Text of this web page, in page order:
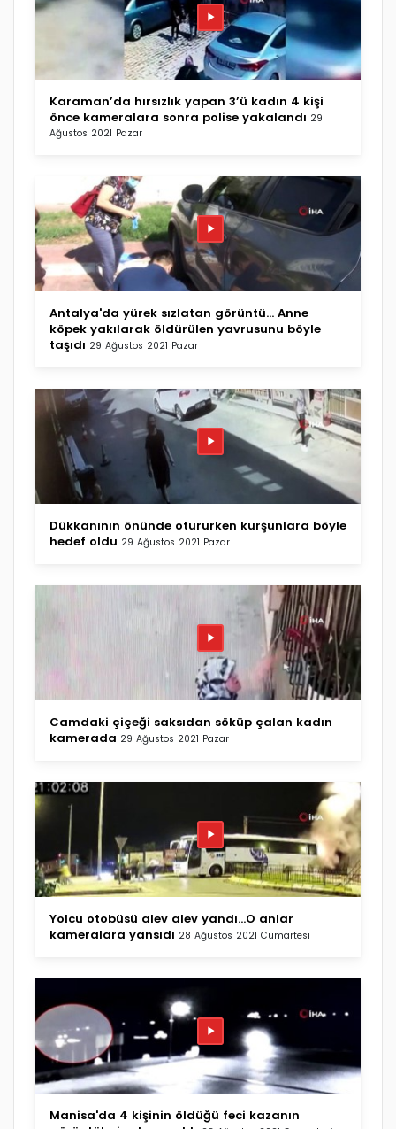
Karaman’da hırsızlık yapan 3’ü kadın 4 kişi
önce kameralara sonra polise yakalandı 29
Ağustos 2021 Pazar
Antalya'da yürek sızlatan görüntü... Anne
köpek yakılarak öldürülen yavrusunu böyle
taşıdı 29 Ağustos 2021 Pazar
Dükkanının önünde otururken kurşunlara böyle
hedef oldu 29 Ağustos 2021 Pazar
Camdaki çiçeği saksıdan söküp çalan kadın
kamerada 29 Ağustos 2021 Pazar
Yolcu otobüsü alev alev yandı...O anlar
kameralara yansıdı 28 Ağustos 2021 Cumartesi
Manisa'da 4 kişinin öldüğü feci kazanın